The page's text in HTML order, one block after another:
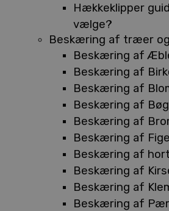
Hækkeklipper
vælge?
Beskæring af træer
Beskæring af
Beskæring af
Beskæring af
Beskæring af
Beskæring af
Beskæring af
Beskæring af
Beskæring af
Beskæring af
Beskæring af